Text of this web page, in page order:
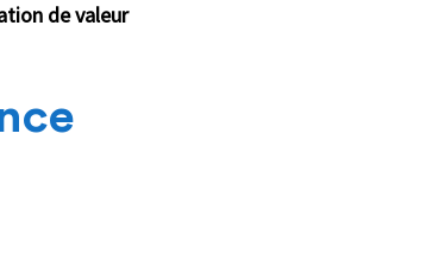
de valeur